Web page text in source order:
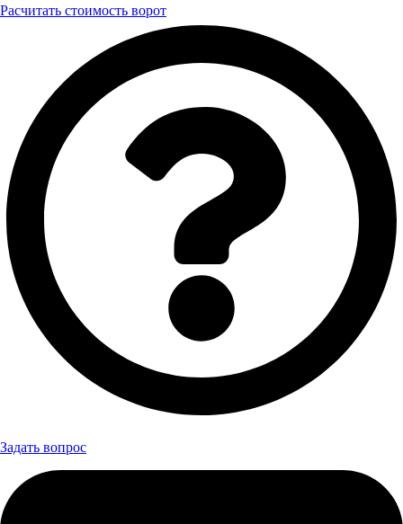
Расчитать стоимость ворот
Задать вопрос